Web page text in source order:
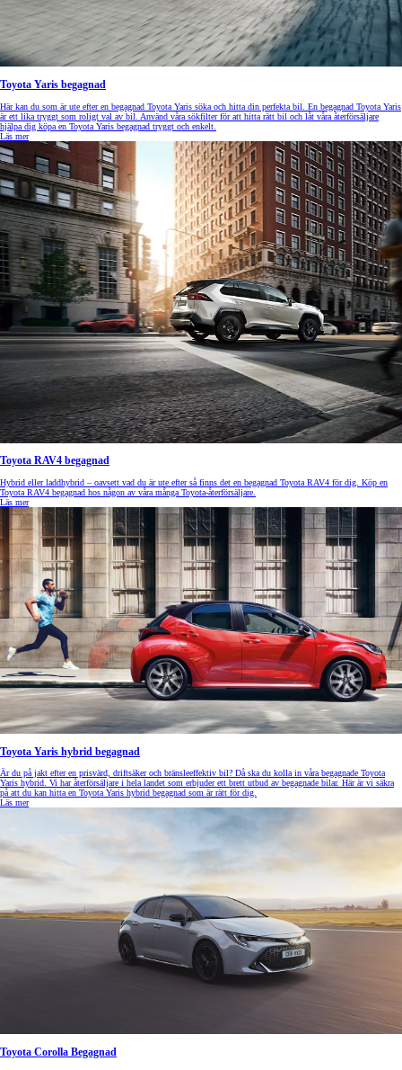
Toyota Yaris begagnad
Här kan du som är ute efter en begagnad Toyota Yaris söka och hitta din perfekta bil. En begagnad Toyota Yaris
är ett lika tryggt som roligt val av bil. Använd våra sökfilter för att hitta rätt bil och låt våra återförsäljare
hjälpa dig köpa en Toyota Yaris begagnad tryggt och enkelt.
Läs mer
Toyota RAV4 begagnad
Hybrid eller laddhybrid – oavsett vad du är ute efter så finns det en begagnad Toyota RAV4 för dig. Köp en
Toyota RAV4 begagnad hos någon av våra många Toyota-återförsäljare.
Läs mer
Toyota Yaris hybrid begagnad
Är du på jakt efter en prisvärd, driftsäker och bränsleeffektiv bil? Då ska du kolla in våra begagnade Toyota
Yaris hybrid. Vi har återförsäljare i hela landet som erbjuder ett brett utbud av begagnade bilar. Här är vi säkra
på att du kan hitta en Toyota Yaris hybrid begagnad som är rätt för dig.
Läs mer
Toyota Corolla Begagnad